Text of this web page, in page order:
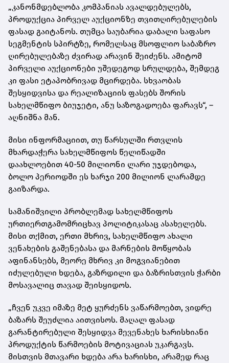
„კანონმდებლობა კომპანიას ავალდებულებს,
პროდუქცია პირველ აუქციონზე თვითღირებულების
ფასად გაიტანოს. თუმცა საუბარია დაბალი საფასო
სეგმენტის სპირტზე, რომელსაც მსოფლიო საბაზრო
ღირებულებაზე ძვირად არავინ შეიძენს. ამიტომ
პირველი აუქციონები უშედეგოდ სრულდება, შემდეგ
კი ფასი ეტაპობრივად მცირდება. სხვაობას
შესყიდვისა და რეალიზაციის ფასებს შორის
სახელმწიფო ბიუჯეტი, ანუ საზოგადოება ფარავს“, –
აღნიშნა მან.
მისი ინფორმაციით, თუ წარსულში რთვლის
მხარდაჭერა სახელმწიფოს წელიწადში
დაახლოებით 40-50 მილიონი ლარი უჯდებოდა,
ბოლო პერიოდში ეს ხარჯი 200 მილიონ ლარამდე
გაიზარდა.
სამანიშვილი პრობლემად სახელმწიფოს
ურთიერთგამომრიცხავ პოლიტიკასაც ასახელებს.
მისი თქმით, ერთი მხრივ, სახელმწიფო ახალი
ვენახების გაშენებასა და მარნების მოწყობას
აფინანსებს, მეორე მხრივ კი მოგვიანებით
იძულებული ხდება, გაზრდილი და ბაზრისთვის ჭარბი
მოსავალიც თავად შეისყიდოს.
„ჩვენ უკვე იმაზე მეტ ყურძენს ვაწარმოებთ, ვიდრე
ბაზარს შეუძლია აითვისოს. მაღალ ფასად
გარანტირებული შესყიდვა მევენახეს ხარისხიანი
პროდუქტის წარმოების მოტივაციას უკარგავს.
მისთვის მთავარი ხდება არა ხარისხი, არამედ რაც